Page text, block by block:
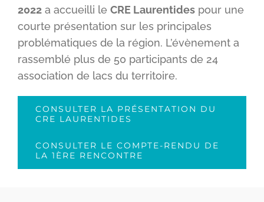
2022 a accueilli le CRE Laurentides pour une
courte présentation sur les principales
problématiques de la région. L’évènement a
rassemblé plus de 50 participants de 24
association de lacs du territoire.
CONSULTER LA PRÉSENTATION DU
CRE LAURENTIDES
CONSULTER LE COMPTE-RENDU DE
LA 1ÈRE RENCONTRE